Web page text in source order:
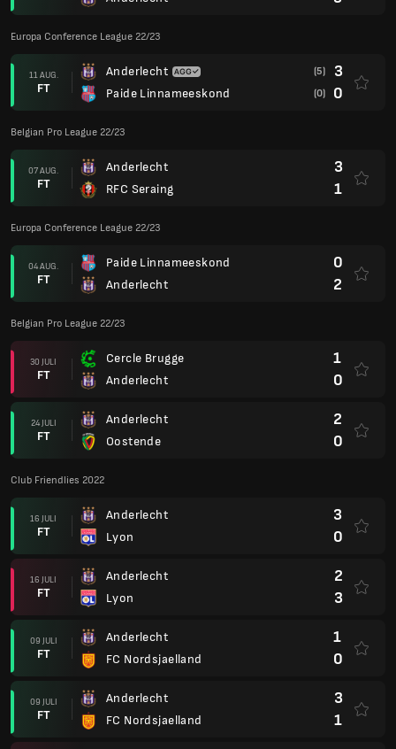
Europa Conference League 22/23
11 AUG.
FT
Anderlecht
Paide Linnameeskond
(5) 3
(0) 0
Belgian Pro League 22/23
07 AUG.
FT
Anderlecht
RFC Seraing
3
1
Europa Conference League 22/23
04 AUG.
FT
Paide Linnameeskond
Anderlecht
0
2
Belgian Pro League 22/23
30 JULI
FT
Cercle Brugge
Anderlecht
1
0
24 JULI
FT
Anderlecht
Oostende
2
0
Club Friendlies 2022
16 JULI
FT
Anderlecht
Lyon
3
0
16 JULI
FT
Anderlecht
Lyon
2
3
09 JULI
FT
Anderlecht
FC Nordsjaelland
1
0
09 JULI
FT
Anderlecht
FC Nordsjaelland
3
1